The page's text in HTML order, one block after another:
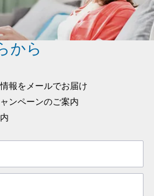
から
報をメールでお届け
ンペーンのご案内